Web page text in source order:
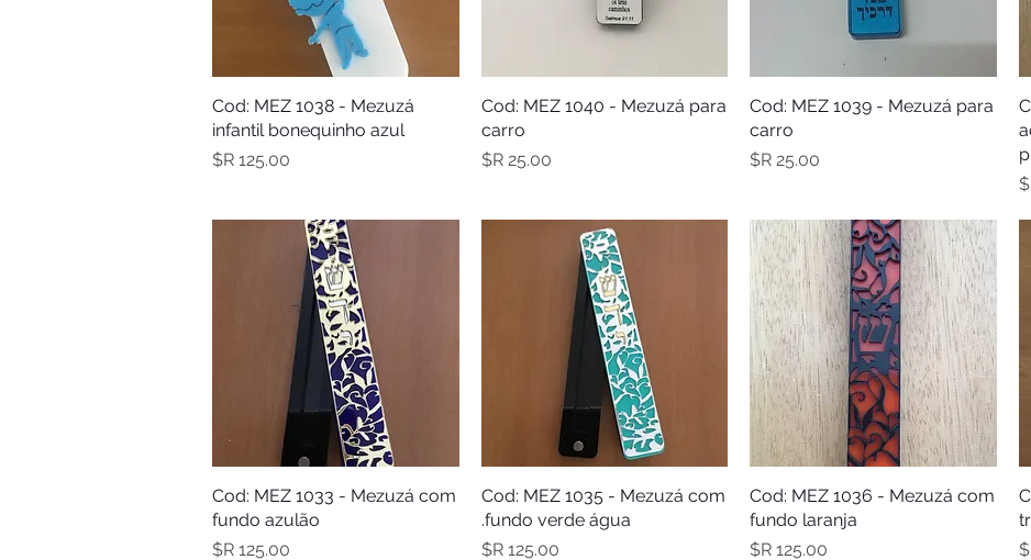
תצוגה מהירה
Cod: MEZ 1039 - Mezuzá para
carro
מחיר
תצוגה מהירה
Cod: MEZ 1040 - Mezuzá para
carro
מחיר
תצוגה מהירה
Cod: MEZ 1038 - Mezuzá
infantil bonequinho azul
מחיר
תצוגה מהירה
Cod: MEZ 1036 - Mezuzá com
fundo laranja
מחיר
תצוגה מהירה
Cod: MEZ 1035 - Mezuzá com
fundo verde água.
מחיר
תצוגה מהירה
Cod: MEZ 1033 - Mezuzá com
fundo azulão
מחיר